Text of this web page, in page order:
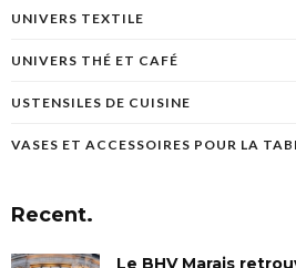
UNIVERS TEXTILE
UNIVERS THÉ ET CAFÉ
USTENSILES DE CUISINE
VASES ET ACCESSOIRES POUR LA
Recent.